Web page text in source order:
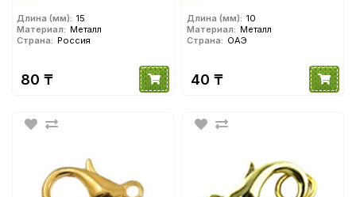
Длина (мм): 15
Материал: Металл
Страна: Россия
80 ₸
Длина (мм): 10
Материал: Металл
Страна: ОАЭ
40 ₸